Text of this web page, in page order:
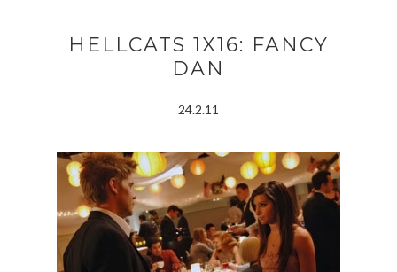
HELLCATS 1X16: FANCY
DAN
24.2.11